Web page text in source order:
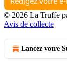
© 2026 La Truffe
Avis de collecte
Lancez votre